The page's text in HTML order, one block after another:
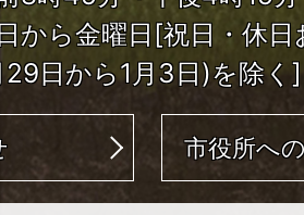
から金曜日[祝日・休日
29日から1月3日)を除く]
市役所へ